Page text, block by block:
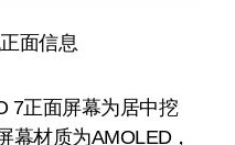
面信息
7正面屏幕为居中挖
幕材质为AMOLED，